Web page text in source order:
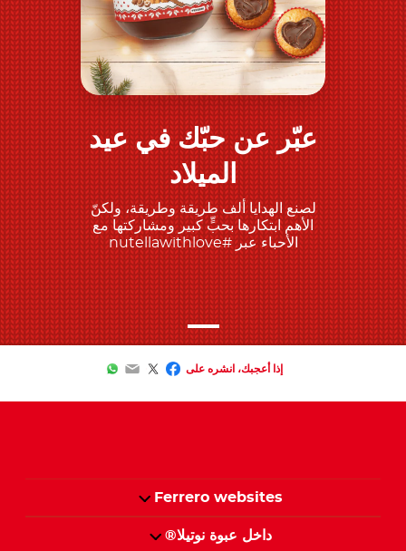
اكتشف المزيد
عبّر عن حبّك في عيد
الميلاد
لصنع الهدايا ألف طريقة وطريقة، ولكنّ
الأهم ابتكارها بحبٍّ كبير ومشاركتها مع
الأحباء عبر #nutellawithlove
إذا أعجبك، انشره على Facebook
Twitter
Email
WhatsApp
Ferrero websites
داخل عبوة نوتيلا®